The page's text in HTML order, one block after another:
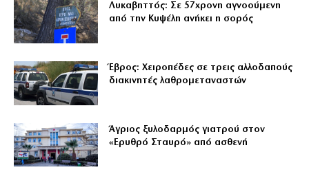
Λυκαβηττός: Σε 57χρονη αγνοούμενη
από την Κυψέλη ανήκει η σορός
Έβρος: Χειροπέδες σε τρεις αλλοδαπούς
διακινητές λαθρομεταναστών
Άγριος ξυλοδαρμός γιατρού στον
«Ερυθρό Σταυρό» από ασθενή